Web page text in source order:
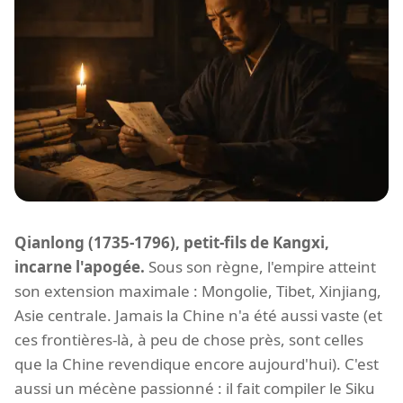
Qianlong (1735-1796), petit-fils de Kangxi,
incarne l'apogée. Sous son règne, l'empire atteint
son extension maximale : Mongolie, Tibet, Xinjiang,
Asie centrale. Jamais la Chine n'a été aussi vaste (et
ces frontières-là, à peu de chose près, sont celles
que la Chine revendique encore aujourd'hui). C'est
aussi un mécène passionné : il fait compiler le Siku